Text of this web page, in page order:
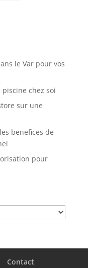
le Var pour vos
piscine chez soi
sur une
benefices de
pour
Contact